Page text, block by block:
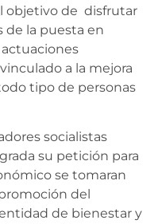
objetivo de disfrutar
de la puesta en
a la mejora
tipo de personas
socialistas
su petición para
se tomaran
del
de bienestar y